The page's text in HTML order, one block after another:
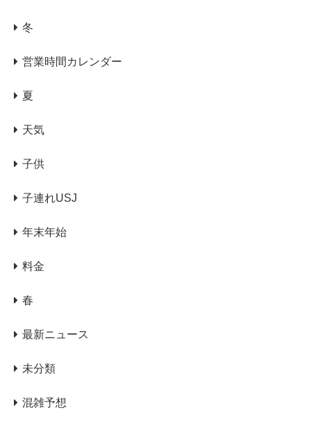
冬
営業時間カレンダー
夏
天気
子供
子連れUSJ
年末年始
料金
春
最新ニュース
未分類
混雑予想